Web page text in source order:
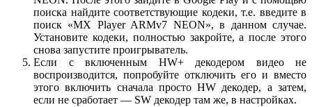
поиска найдите соответствующие кодеки, т.е. введите в
поиск «MX Player ARMv7 NEON», в данном случае.
Установите кодеки, полностью закройте, а после этого
снова запустите проигрыватель.
Если с включенным HW+ декодером видео не
воспроизводится, попробуйте отключить его и вместо
этого включить сначала просто HW декодер, а затем,
если не сработает — SW декодер там же, в настройках.